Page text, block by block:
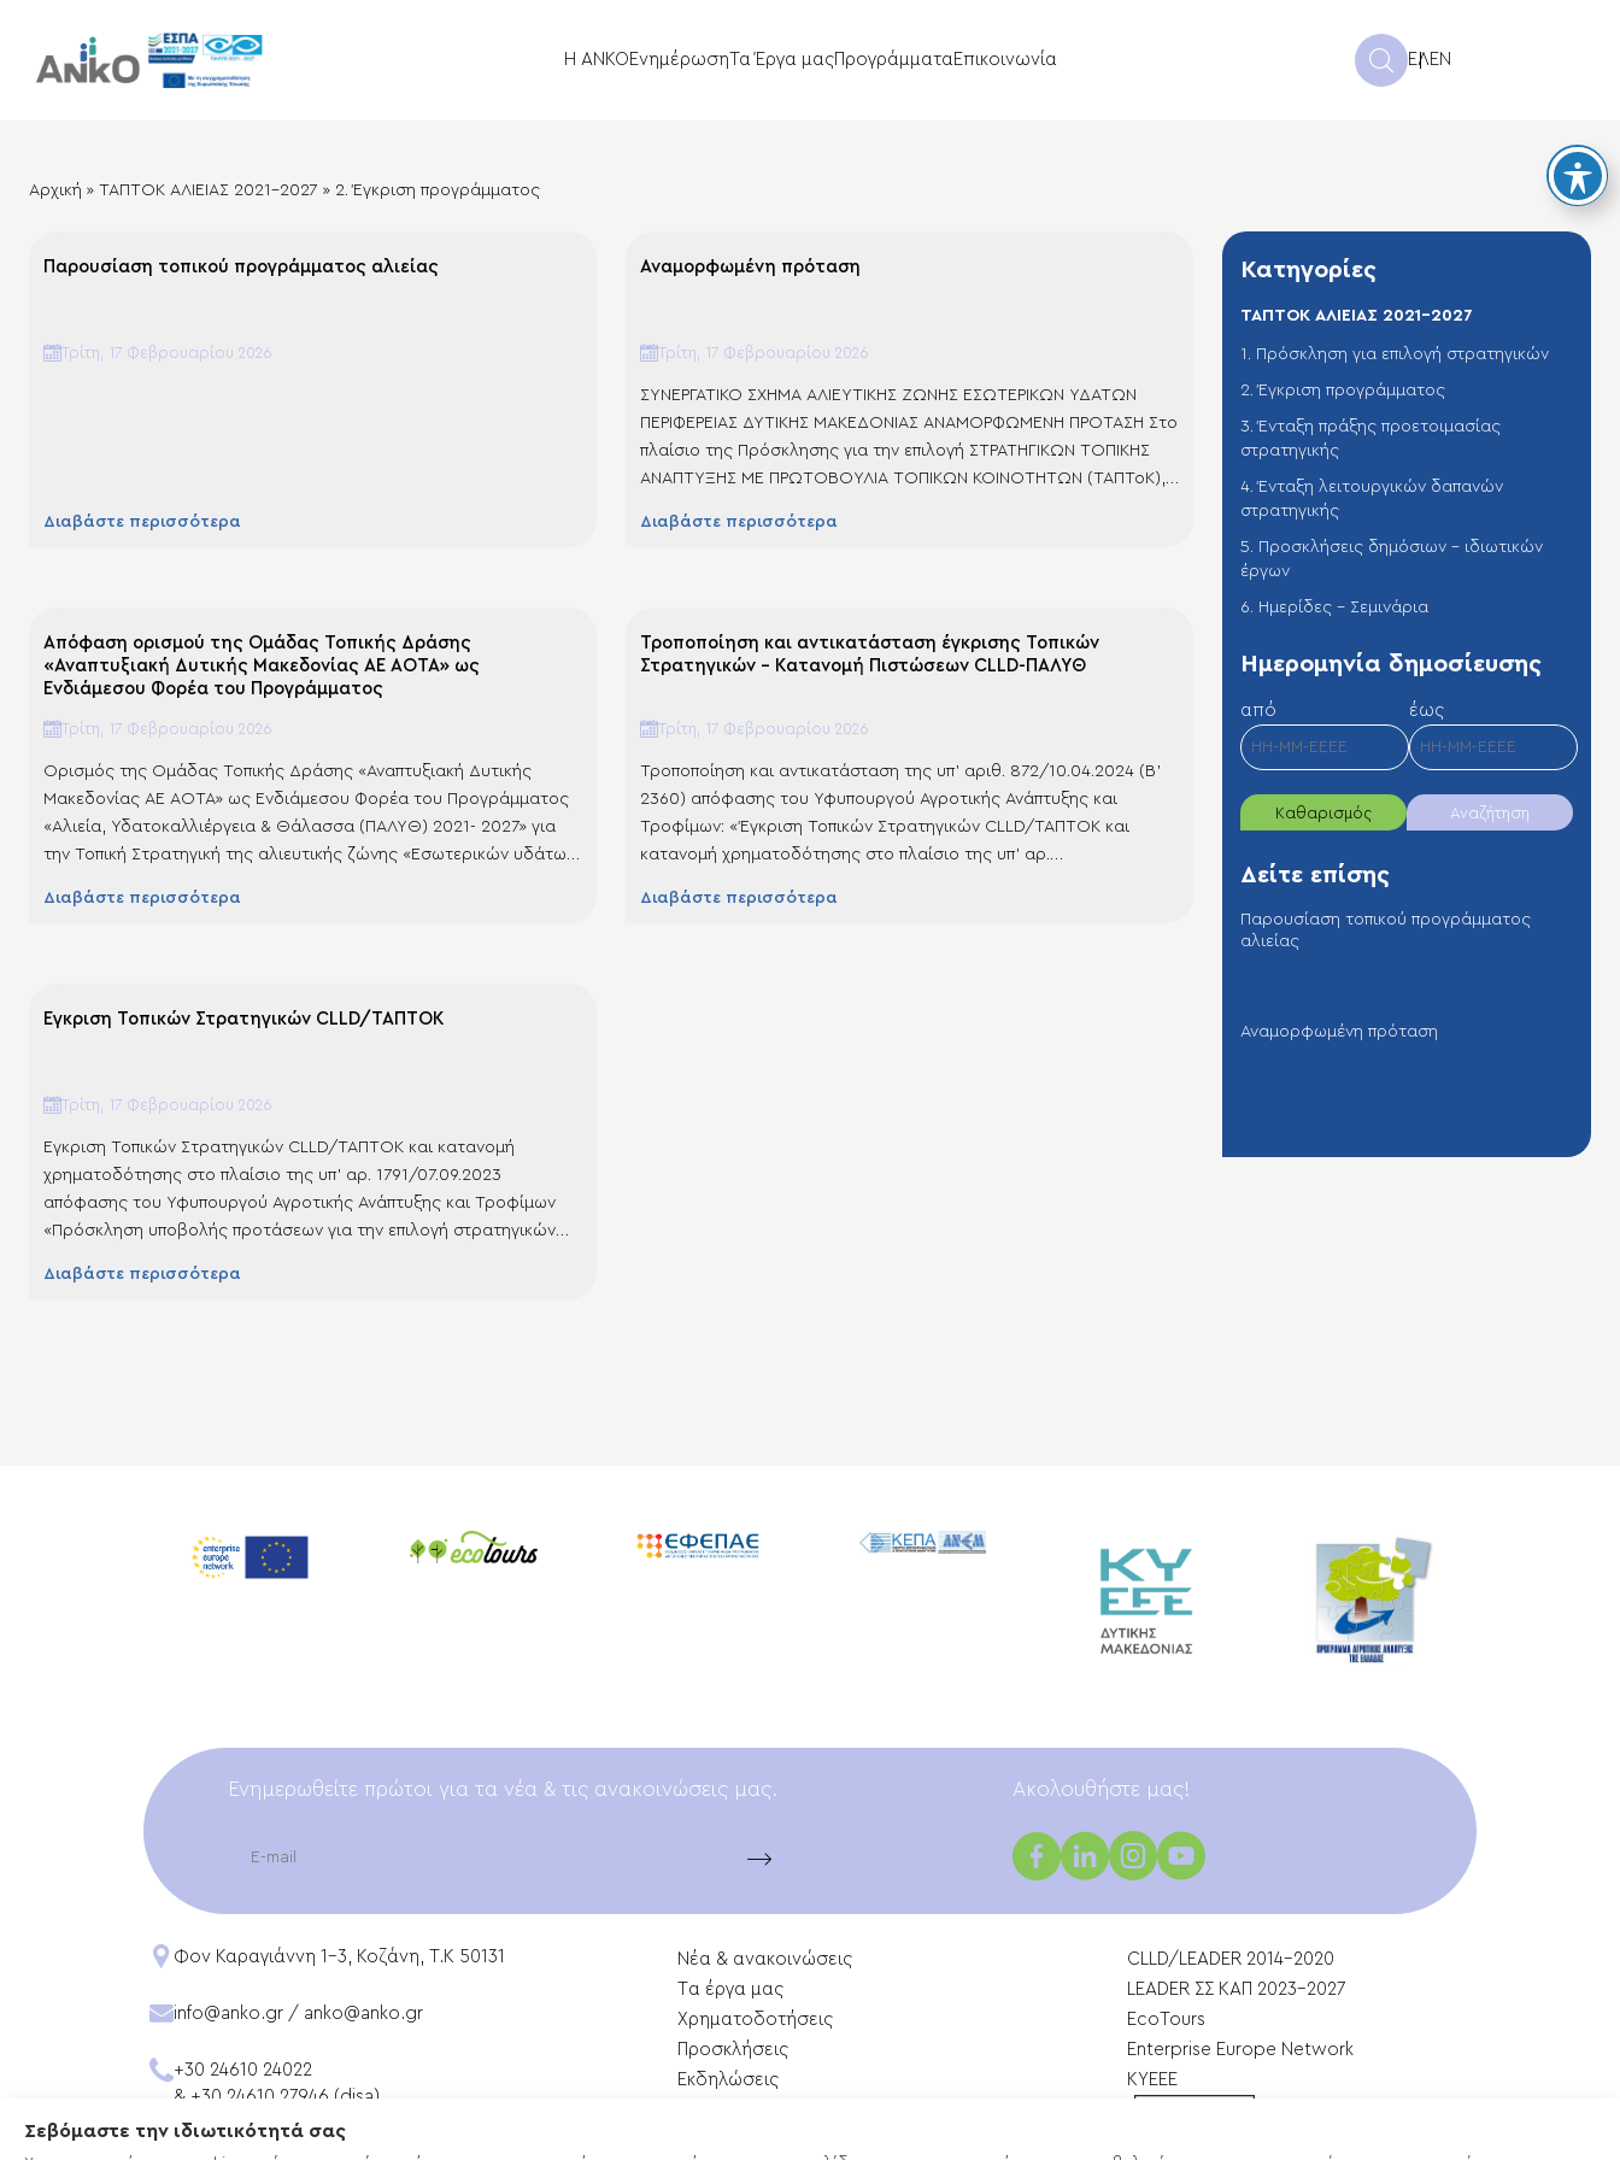
Σεβόμαστε την ιδιωτικότητά σας
Η ΑΝΚΟ ΕνημέρωσηΤα Έργα μαςΠρογράμματα Επικοινωνία ΕΛEN
Αρχική » ΤΑΠΤΟΚ ΑΛΙΕΙΑΣ 2021-2027 » 2. Έγκριση προγράμματος
Παρουσίαση τοπικού προγράμματος αλιείας
Τρίτη, 17 Φεβρουαρίου 2026
Διαβάστε περισσότερα
Αναμορφωμένη πρόταση
Τρίτη, 17 Φεβρουαρίου 2026
ΣΥΝΕΡΓΑΤΙΚΟ ΣΧΗΜΑ ΑΛΙΕΥΤΙΚΗΣ ΖΩΝΗΣ ΕΣΩΤΕΡΙΚΩΝ ΥΔΑΤΩΝ
ΠΕΡΙΦΕΡΕΙΑΣ ΔΥΤΙΚΗΣ ΜΑΚΕΔΟΝΙΑΣ ΑΝΑΜΟΡΦΩΜΕΝΗ ΠΡΟΤΑΣΗ Στο
πλαίσιο της Πρόσκλησης για την επιλογή ΣΤΡΑΤΗΓΙΚΩΝ ΤΟΠΙΚΗΣ
ΑΝΑΠΤΥΞΗΣ ΜΕ ΠΡΩΤΟΒΟΥΛΙΑ ΤΟΠΙΚΩΝ ΚΟΙΝΟΤΗΤΩΝ (ΤΑΠΤοΚ),
ΟΙΚΟΝΟΜΙΑΣ ΣΕ ΠΑΡΑΚΤΙΕΣ, ΝΗΣΙΩΤΙΚΕΣ ΚΑΙ ΕΣΩΤΕΡΙΚΕΣ ΠΕΡΙΟΧΕΣ
Διαβάστε περισσότερα
Απόφαση ορισμού της Ομάδας Τοπικής Δράσης
«Αναπτυξιακή Δυτικής Μακεδονίας ΑΕ ΑΟΤΑ» ως
Ενδιάμεσου Φορέα του Προγράμματος
Τρίτη, 17 Φεβρουαρίου 2026
Ορισμός της Ομάδας Τοπικής Δράσης «Αναπτυξιακή Δυτικής
Μακεδονίας ΑΕ ΑΟΤΑ» ως Ενδιάμεσου Φορέα του Προγράμματος
«Αλιεία, Υδατοκαλλιέργεια & Θάλασσα (ΠΑΛΥΘ) 2021- 2027» για
την Τοπική Στρατηγική της αλιευτικής ζώνης «Εσωτερικών υδάτων»
για τη διαχείριση Πράξεων της Δράσης 3.1.3 «Υλοποίηση
Διαβάστε περισσότερα
Τροποποίηση και αντικατάσταση έγκρισης Τοπικών
Στρατηγικών – Κατανομή Πιστώσεων CLLD-ΠΑΛΥΘ
Τρίτη, 17 Φεβρουαρίου 2026
Τροποποίηση και αντικατάσταση της υπ’ αριθ. 872/10.04.2024 (Β’
2360) απόφασης του Υφυπουργού Αγροτικής Ανάπτυξης και
Τροφίμων: «Έγκριση Τοπικών Στρατηγικών CLLD/ΤΑΠΤΟΚ και
κατανομή χρηματοδότησης στο πλαίσιο της υπ’ αρ.
Τροφίμων με τίτλο: Πρόσκληση υποβολής προτάσεων για την
Διαβάστε περισσότερα
Έγκριση Τοπικών Στρατηγικών CLLD/ΤΑΠΤΟΚ
Τρίτη, 17 Φεβρουαρίου 2026
Έγκριση Τοπικών Στρατηγικών CLLD/ΤΑΠΤΟΚ και κατανομή
χρηματοδότησης στο πλαίσιο της υπ’ αρ. 1791/07.09.2023
απόφασης του Υφυπουργού Αγροτικής Ανάπτυξης και Τροφίμων
«Πρόσκληση υποβολής προτάσεων για την επιλογή στρατηγικών
στο πλαίσιο της Προτεραιότητας 3 “Προώθηση μιας βιώσιμης
Διαβάστε περισσότερα
Κατηγορίες
ΤΑΠΤΟΚ ΑΛΙΕΙΑΣ 2021-2027
1. Πρόσκληση για επιλογή στρατηγικών
2. Έγκριση προγράμματος
3. Ένταξη πράξης προετοιμασίας
στρατηγικής
4. Ένταξη λειτουργικών δαπανών
στρατηγικής
5. Προσκλήσεις δημόσιων - ιδιωτικών
έργων
6. Ημερίδες - Σεμινάρια
Hμερομηνία δημοσίευσης
από έως
Καθαρισμός Αναζήτηση
Δείτε επίσης
Παρουσίαση τοπικού προγράμματος
αλιείας
Αναμορφωμένη πρόταση
Ενημερωθείτε πρώτοι για τα νέα & τις ανακοινώσεις μας. Aκολουθήστε μας!
Φον Καραγιάννη 1-3, Κοζάνη, T.K 50131
info@anko.gr / anko@anko.gr
+30 24610 24022
& +30 24610 27946 (disa)
Νέα & ανακοινώσεις
Tα έργα μας
Xρηματοδοτήσεις
Προσκλήσεις
Εκδηλώσεις
CLLD/LEADER 2014-2020
LEADER ΣΣ ΚΑΠ 2023-2027
EcoTours
Enterprise Europe Network
ΚΥΕΕΕ